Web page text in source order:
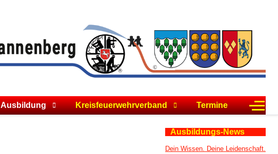
Ausbildung Kreisfeuerwehrverband Termine Off-
Ausbildungs-News
Dein Wissen. Deine Leidenschaft.